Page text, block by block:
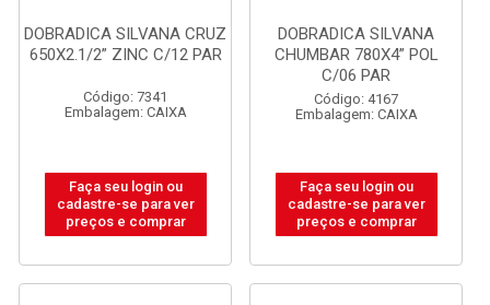
DOBRADICA SILVANA CRUZ
650X2.1/2” ZINC C/12 PAR
Código: 7341
Embalagem: CAIXA
Faça seu login ou
cadastre-se para ver
preços e comprar
DOBRADICA SILVANA
CHUMBAR 780X4” POL
C/06 PAR
Código: 4167
Embalagem: CAIXA
Faça seu login ou
cadastre-se para ver
preços e comprar